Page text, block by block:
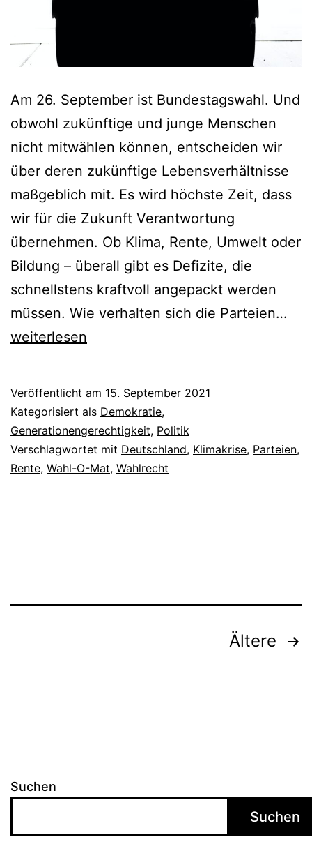
Am 26. September ist Bundestagswahl. Und
obwohl zukünftige und junge Menschen
nicht mitwählen können, entscheiden wir
über deren zukünftige Lebensverhältnisse
maßgeblich mit. Es wird höchste Zeit, dass
wir für die Zukunft Verantwortung
übernehmen. Ob Klima, Rente, Umwelt oder
Bildung – überall gibt es Defizite, die
schnellstens kraftvoll angepackt werden
müssen. Wie verhalten sich die Parteien…
weiterlesen
Veröffentlicht am 15. September 2021
Kategorisiert als Demokratie,
Generationengerechtigkeit, Politik
Verschlagwortet mit Deutschland, Klimakrise, Parteien,
Rente, Wahl-O-Mat, Wahlrecht
Seitennummerierung
Ältere
Suchen
Suchen